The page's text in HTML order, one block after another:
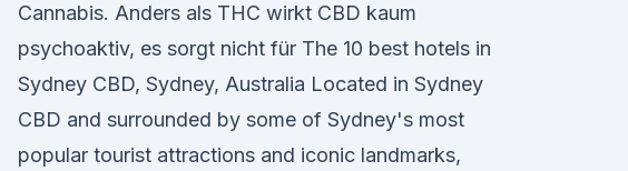
Cannabis. Anders als THC wirkt CBD kaum
psychoaktiv, es sorgt nicht für The 10 best hotels in
Sydney CBD, Sydney, Australia Located in Sydney
CBD and surrounded by some of Sydney's most
popular tourist attractions and iconic landmarks,